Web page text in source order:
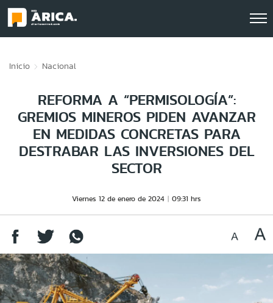
Inicio Nacional
REFORMA A “PERMISOLOGÍA”:
GREMIOS MINEROS PIDEN AVANZAR
EN MEDIDAS CONCRETAS PARA
DESTRABAR LAS INVERSIONES DEL
SECTOR
Viernes 12 de enero de 2024 09:31 hrs